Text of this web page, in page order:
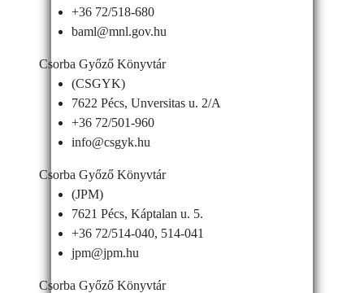
+36 72/518-680
baml@mnl.gov.hu
Csorba Győző Könyvtár
(CSGYK)
7622 Pécs, Unversitas u. 2/A
+36 72/501-960
info@csgyk.hu
Csorba Győző Könyvtár
(JPM)
7621 Pécs, Káptalan u. 5.
+36 72/514-040, 514-041
jpm@jpm.hu
Csorba Győző Könyvtár